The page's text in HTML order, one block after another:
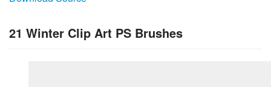
21 Winter Clip Art PS Brushes